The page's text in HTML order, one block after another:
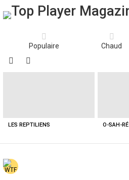
Populaire Chaud
LES REPTILIENS O-SAH-RÉ